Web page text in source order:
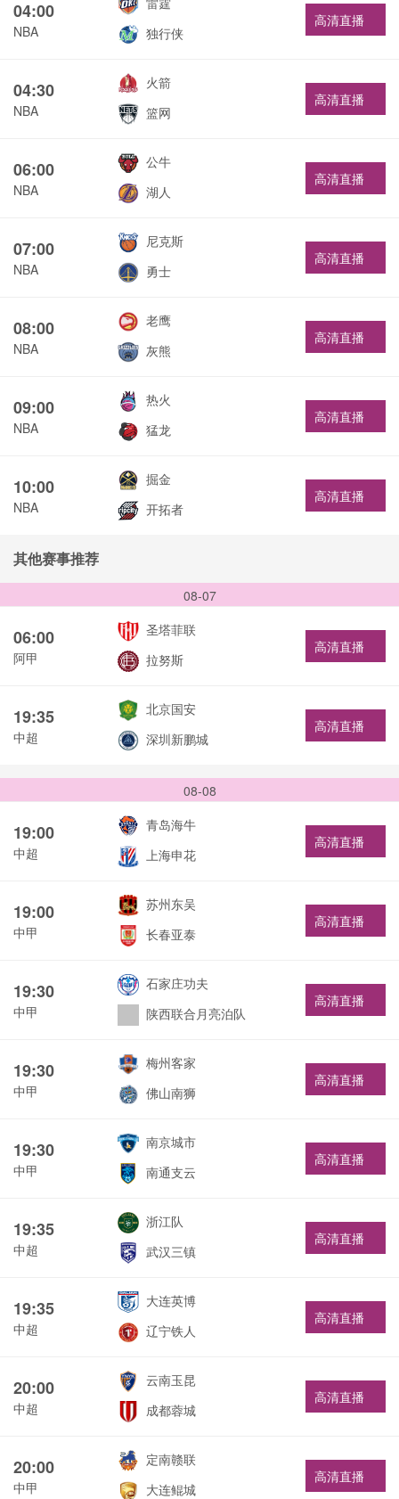
04:00
NBA
独行侠
高清直播
04:30
NBA
火箭
篮网
高清直播
06:00
NBA
公牛
湖人
高清直播
07:00
NBA
尼克斯
勇士
高清直播
08:00
NBA
老鹰
灰熊
高清直播
09:00
NBA
热火
猛龙
高清直播
10:00
NBA
掘金
开拓者
高清直播
其他赛事推荐
08-07
06:00
阿甲
圣塔菲联
拉努斯
高清直播
19:35
中超
北京国安
深圳新鹏城
高清直播
08-08
19:00
中超
青岛海牛
上海申花
高清直播
19:00
中甲
苏州东吴
长春亚泰
高清直播
19:30
中甲
石家庄功夫
陕西联合月亮泊队
高清直播
19:30
中甲
梅州客家
佛山南狮
高清直播
19:30
中甲
南京城市
南通支云
高清直播
19:35
中超
浙江队
武汉三镇
高清直播
19:35
中超
大连英博
辽宁铁人
高清直播
20:00
中超
云南玉昆
成都蓉城
高清直播
20:00
中甲
定南赣联
大连鲲城
高清直播